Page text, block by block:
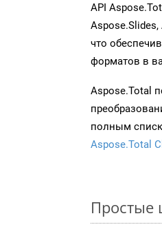
API
Aspose.Slides,
что
форматов в
Aspose.Total
полным
Aspose.Total
Простые